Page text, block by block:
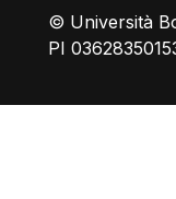
© Università
PI